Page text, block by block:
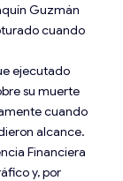
Guzmán
cuando
ejecutado
su muerte
cuando
alcance.
Financiera
y, por